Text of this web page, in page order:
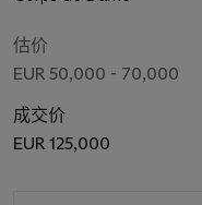
估价
EUR 50,000 - 70,000
成交价
EUR 125,000